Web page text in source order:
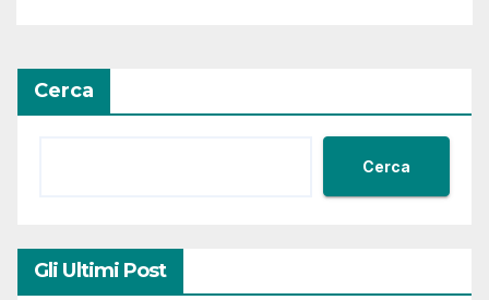
Cerca
Cerca
Gli Ultimi Post